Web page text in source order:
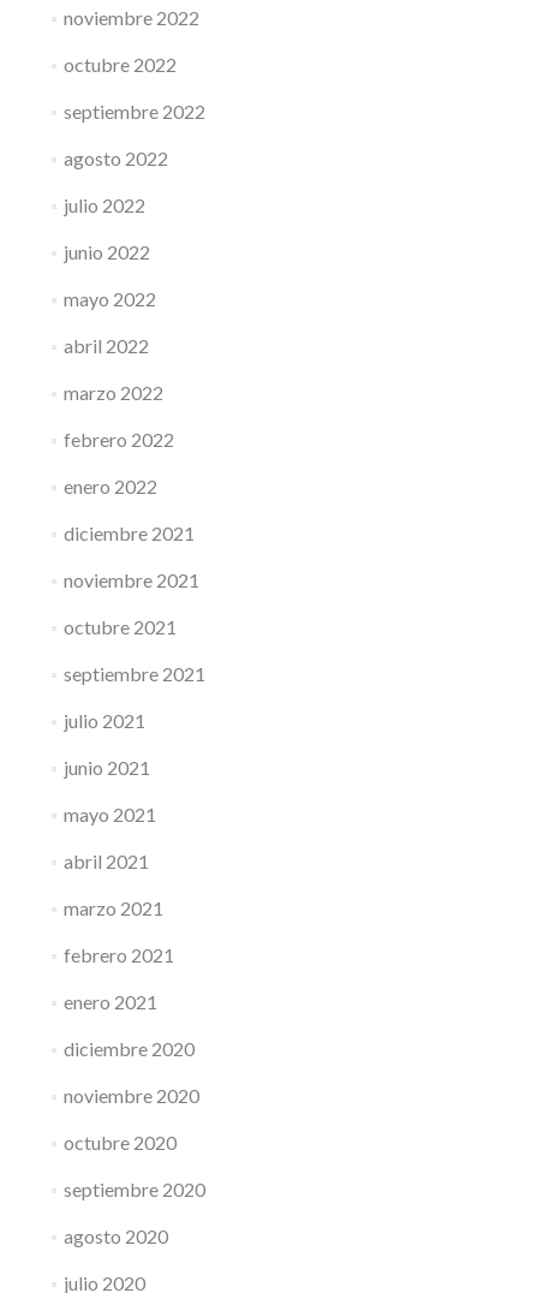
noviembre 2022
octubre 2022
septiembre 2022
agosto 2022
julio 2022
junio 2022
mayo 2022
abril 2022
marzo 2022
febrero 2022
enero 2022
diciembre 2021
noviembre 2021
octubre 2021
septiembre 2021
julio 2021
junio 2021
mayo 2021
abril 2021
marzo 2021
febrero 2021
enero 2021
diciembre 2020
noviembre 2020
octubre 2020
septiembre 2020
agosto 2020
julio 2020